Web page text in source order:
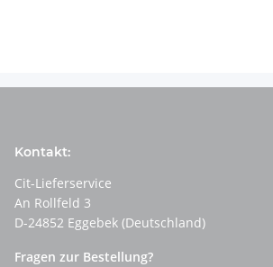
Kontakt:
Cit-Lieferservice
An Rollfeld 3
D-24852 Eggebek (Deutschland)
Fragen zur Bestellung?